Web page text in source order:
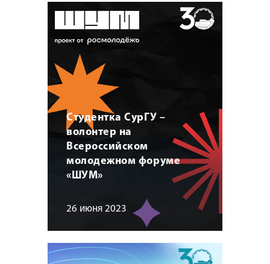
Студентка СурГУ –
волонтер на
Всероссийском
молодежном форуме
«ШУМ»
26 июня 2023